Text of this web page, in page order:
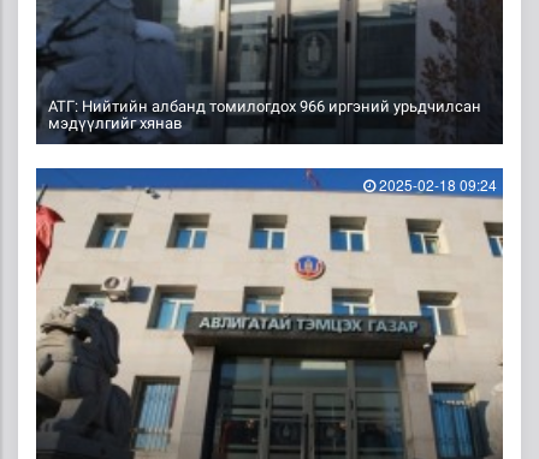
АТГ: Нийтийн албанд томилогдох 966 иргэний урьдчилсан
мэдүүлгийг хянав
2025-02-18 09:24